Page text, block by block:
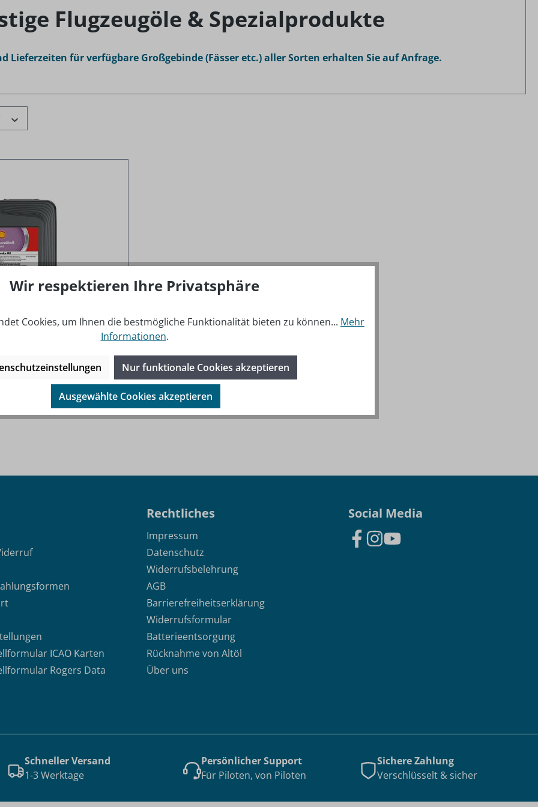
Flugzeugöle & Spezialprodukte
Lieferzeiten für verfügbare Großgebinde (Fässer etc.) aller Sorten erhalten Sie auf Anfrage.
zzgl. Versandkosten
ICAO Karten
Rogers Data
Rechtliches
Impressum
Datenschutz
Widerrufsbelehrung
AGB
Barrierefreiheitserklärung
Widerrufsformular
Batterieentsorgung
Rücknahme von Altöl
Über uns
Social Media
Schneller Versand
1-3 Werktage
Persönlicher Support
Für Piloten, von Piloten
Sichere Zahlung
Verschlüsselt & sicher
Wir respektieren Ihre Privatsphäre
Cookies, um Ihnen die bestmögliche Funktionalität bieten zu können... Mehr
Informationen.
Nur funktionale Cookies akzeptieren
Ausgewählte Cookies akzeptieren